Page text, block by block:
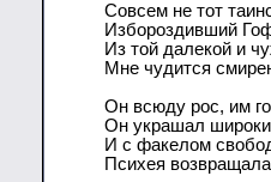
Совсем не тот
Избороздивший
Из той далекой и
Мне чудится
Он всюду рос, им
Он украшал
И с факелом
Психея